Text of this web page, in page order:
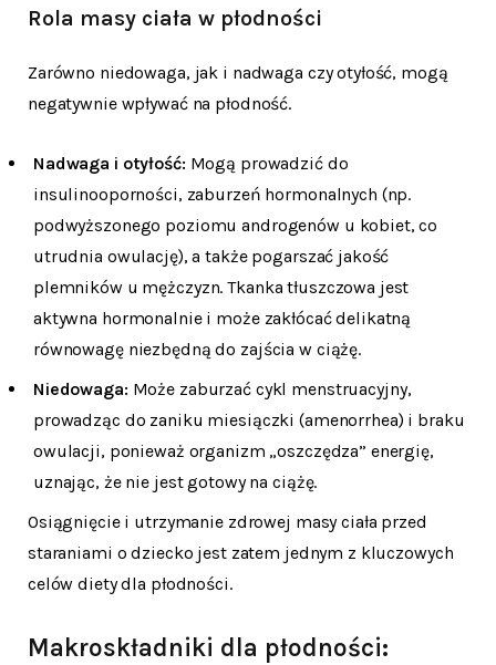
Rola masy ciała w płodności
Zarówno niedowaga, jak i nadwaga czy otyłość, mogą
negatywnie wpływać na płodność.
Nadwaga i otyłość: Mogą prowadzić do
insulinooporności, zaburzeń hormonalnych (np.
podwyższonego poziomu androgenów u kobiet, co
utrudnia owulację), a także pogarszać jakość
plemników u mężczyzn. Tkanka tłuszczowa jest
aktywna hormonalnie i może zakłócać delikatną
równowagę niezbędną do zajścia w ciążę.
Niedowaga: Może zaburzać cykl menstruacyjny,
prowadząc do zaniku miesiączki (amenorrhea) i braku
owulacji, ponieważ organizm „oszczędza” energię,
uznając, że nie jest gotowy na ciążę.
Osiągnięcie i utrzymanie zdrowej masy ciała przed
staraniami o dziecko jest zatem jednym z kluczowych
celów diety dla płodności.
Makroskładniki dla płodności: